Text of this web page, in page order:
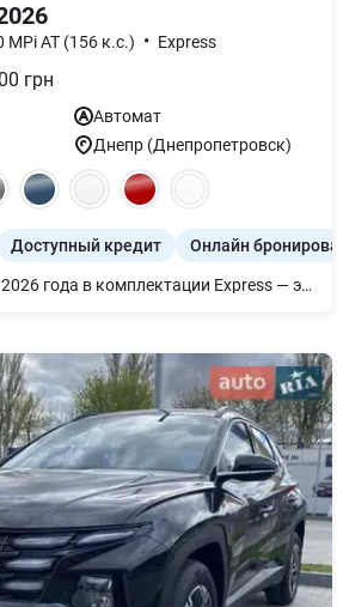
MPi AT (156 к.с.) • Express
грн
Автомат
Днепр (Днепропетровск)
Доступный кредит Онлайн
Новый Hyundai Tucson 2026 года в комплектации Express — это абсолютный эталон рациональности и самый выгодный входной билет в класс полноразмерных семейных кроссоверов, где каждый цент стоимости работает на ваш бюджет. Главная ценность этой модификации заключается в ее бескомпромиссной надежности и простоте владения: проверенный временем атмосферный двигатель 2.0 MPi на 156 л.с. в сочетании с классическим 6-ступенчатым автоматом (AT) имеет колоссальный ресурс, неприхотлив к топливу и стоит копейки в обслуживании, гарантируя вам полную свободу от капризов сложных турбомоторов. Исполнение Express предлагает покупателю честный и сбалансированный набор самых необходимых функций для безопасности и ежедневного комфорта без каких-либо переплат за «цифровую мишуру» или маркетинговые излишества. Инвестируя в этот Tucson, вы покупаете просторный, высокий и ликвидный автомобиль со свежим футуристическим дизайном 2026 года, который минимально теряет в цене и обеспечивает железобетонную уверенность в каждой поездке.